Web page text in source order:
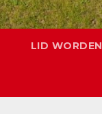
LID WORDEN